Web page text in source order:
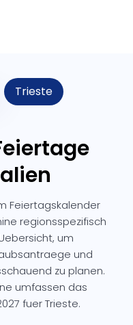
Trieste
Feiertagskalender
regionsspezifisch
um
und
zu planen.
umfassen das
fuer Trieste.